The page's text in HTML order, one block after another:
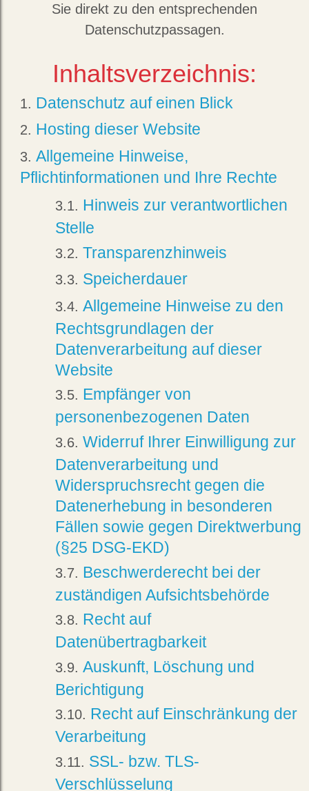
Sie direkt zu den entsprechenden
Datenschutzpassagen.
Inhaltsverzeichnis:
Datenschutz auf einen Blick
Hosting dieser Website
Allgemeine Hinweise,
Pflichtinformationen und Ihre Rechte
Hinweis zur verantwortlichen
Stelle
Transparenzhinweis
Speicherdauer
Allgemeine Hinweise zu den
Rechtsgrundlagen der
Datenverarbeitung auf dieser
Website
Empfänger von
personenbezogenen Daten
Widerruf Ihrer Einwilligung zur
Datenverarbeitung und
Widerspruchsrecht gegen die
Datenerhebung in besonderen
Fällen sowie gegen Direktwerbung
(§25 DSG-EKD)
Beschwerderecht bei der
zuständigen Aufsichtsbehörde
Recht auf
Datenübertragbarkeit
Auskunft, Löschung und
Berichtigung
Recht auf Einschränkung der
Verarbeitung
SSL- bzw. TLS-
Verschlüsselung